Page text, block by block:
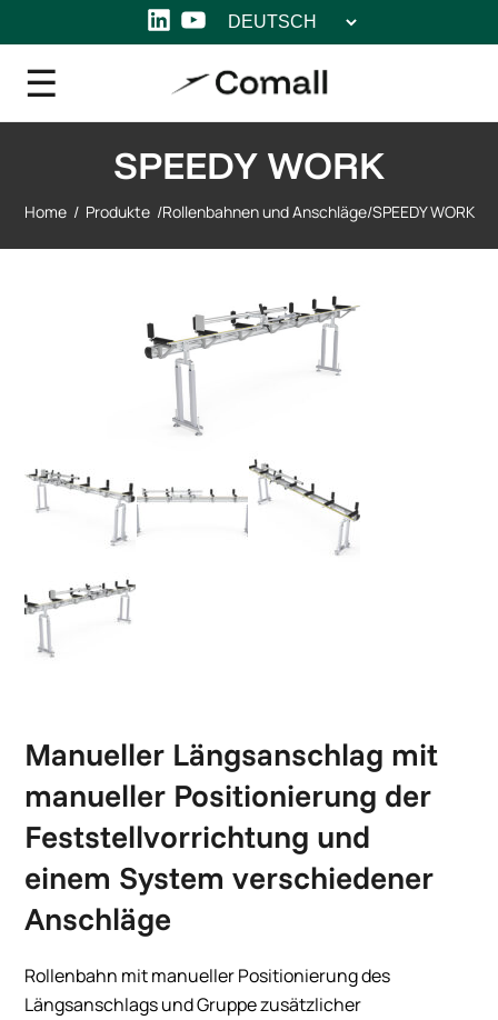
LinkedIn
YouTube
Sprache
auswählen
SPEEDY WORK
Home / Produkte /Rollenbahnen und Anschläge/SPEEDY WORK
Manueller Längsanschlag mit
manueller Positionierung der
Feststellvorrichtung und
einem System verschiedener
Anschläge
Rollenbahn mit manueller Positionierung des
Längsanschlags und Gruppe zusätzlicher